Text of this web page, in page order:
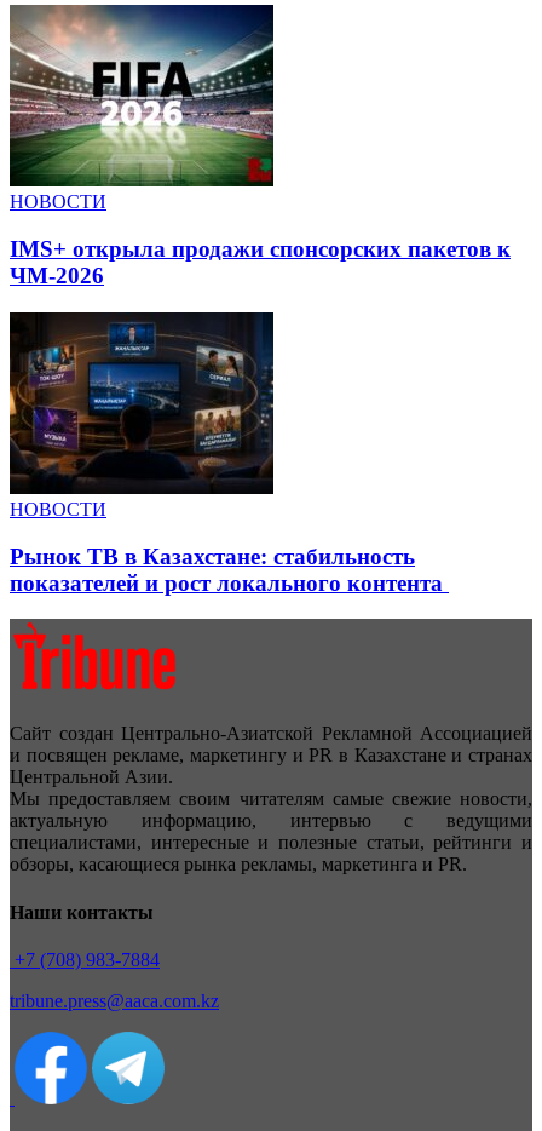
НОВОСТИ
IMS+ открыла продажи спонсорских пакетов к
ЧМ-2026
НОВОСТИ
Рынок ТВ в Казахстане: стабильность
показателей и рост локального контента
Сайт создан Центрально-Азиатской Рекламной Ассоциацией
и посвящен рекламе, маркетингу и PR в Казахстане и странах
Центральной Азии.
Мы предоставляем своим читателям самые свежие новости,
актуальную информацию, интервью с ведущими
специалистами, интересные и полезные статьи, рейтинги и
обзоры, касающиеся рынка рекламы, маркетинга и PR.
Наши контакты
+7 (708) 983-7884
tribune.press@aaca.com.kz